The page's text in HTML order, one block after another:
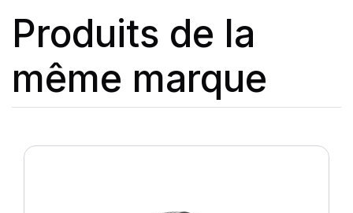
Produits de la
même marque